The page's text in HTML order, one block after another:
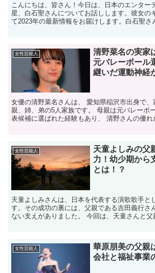
こんにちは、皆さん！今日は、日本のエンター
星、白石聖さんについてお話しします。彼女の
て2023年の最新情報をお届けします。白石聖さ
女性芸能人
清野菜名の実家
元バレーボール
継いだ運動神経
女優の清野菜名さんは、 愛知県稲沢市出身で
親、姉、弟の5人家族です。 母親は元バレーボ
表候補に選ばれた経験もあり、 清野さんの優
女性芸能人
天童よしみの父
力！幼少期から
とは！？
天童よしみさんは、日本を代表する演歌歌手と
す。その成功の裏には、父親である吉田義行さ
ない支えがありました。 今回は、天童さんと父
女性芸能人
華原朋美の父親
会社と福祉事業